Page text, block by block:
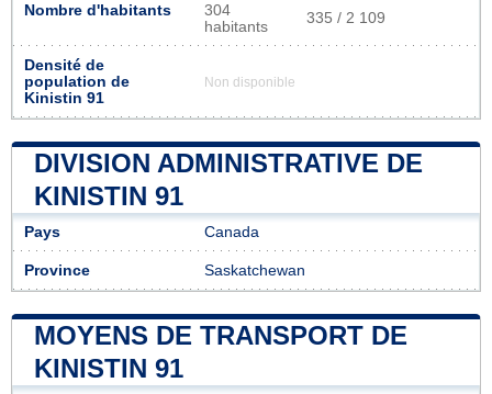
Nombre d'habitants
304
habitants
335 / 2 109
Densité de
population de
Kinistin 91
Non disponible
DIVISION ADMINISTRATIVE DE
KINISTIN 91
Pays Canada
Province Saskatchewan
MOYENS DE TRANSPORT DE
KINISTIN 91